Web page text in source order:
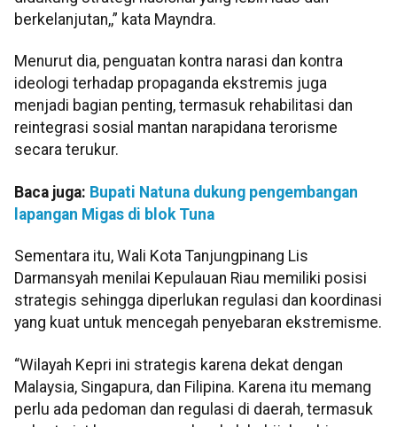
berkelanjutan,,” kata Mayndra.
Menurut dia, penguatan kontra narasi dan kontra
ideologi terhadap propaganda ekstremis juga
menjadi bagian penting, termasuk rehabilitasi dan
reintegrasi sosial mantan narapidana terorisme
secara terukur.
Baca juga: Bupati Natuna dukung pengembangan
lapangan Migas di blok Tuna
Sementara itu, Wali Kota Tanjungpinang Lis
Darmansyah menilai Kepulauan Riau memiliki posisi
strategis sehingga diperlukan regulasi dan koordinasi
yang kuat untuk mencegah penyebaran ekstremisme.
“Wilayah Kepri ini strategis karena dekat dengan
Malaysia, Singapura, dan Filipina. Karena itu memang
perlu ada pedoman dan regulasi di daerah, termasuk